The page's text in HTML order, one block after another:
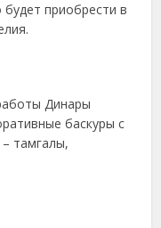
приобрести в
Динары
баскуры с
тамгалы,